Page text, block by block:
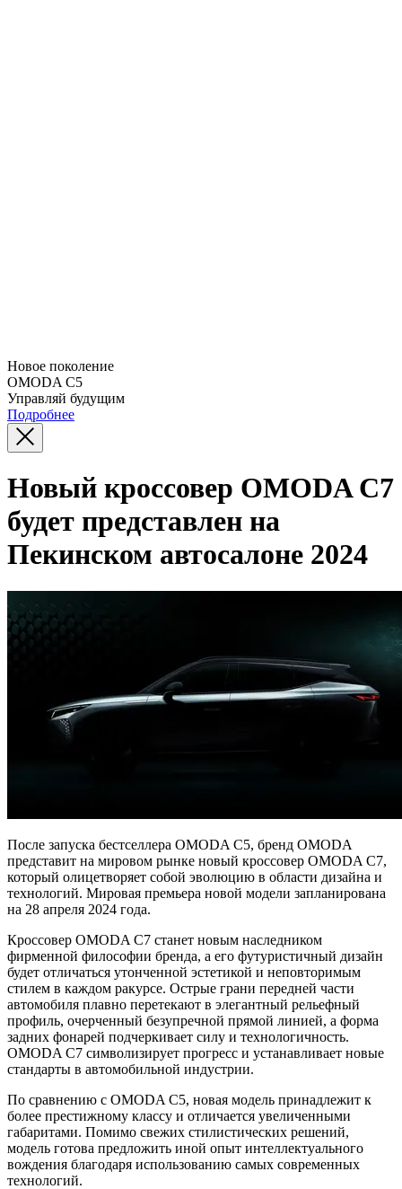
Новое поколение
OMODA C5
Управляй будущим
Подробнее
Новый кроссовер OMODA С7
будет представлен на
Пекинском автосалоне 2024
После запуска бестселлера OMODA С5, бренд OMODA
представит на мировом рынке новый кроссовер OMODA С7,
который олицетворяет собой эволюцию в области дизайна и
технологий. Мировая премьера новой модели запланирована
на 28 апреля 2024 года.
Кроссовер OMODA C7 станет новым наследником
фирменной философии бренда, а его футуристичный дизайн
будет отличаться утонченной эстетикой и неповторимым
стилем в каждом ракурсе. Острые грани передней части
автомобиля плавно перетекают в элегантный рельефный
профиль, очерченный безупречной прямой линией, а форма
задних фонарей подчеркивает силу и технологичность.
OMODA С7 символизирует прогресс и устанавливает новые
стандарты в автомобильной индустрии.
По сравнению с OMODA С5, новая модель принадлежит к
более престижному классу и отличается увеличенными
габаритами. Помимо свежих стилистических решений,
модель готова предложить иной опыт интеллектуального
вождения благодаря использованию самых современных
технологий.